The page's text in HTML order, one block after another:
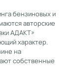
бензиновых и
авторские
АДАКТ»
характер.
на
собственные